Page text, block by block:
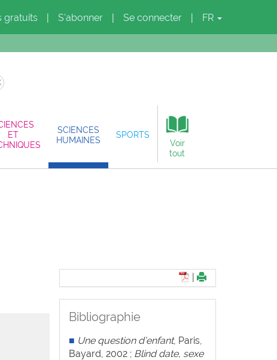
gratuits S'abonner Se connecter FR
ET
SCIENCES
HUMAINES
SPORTS
Voir
tout
Bibliographie
■ Une question d’enfant, Paris,
Bayard, 2002 ; Blind date, sexe